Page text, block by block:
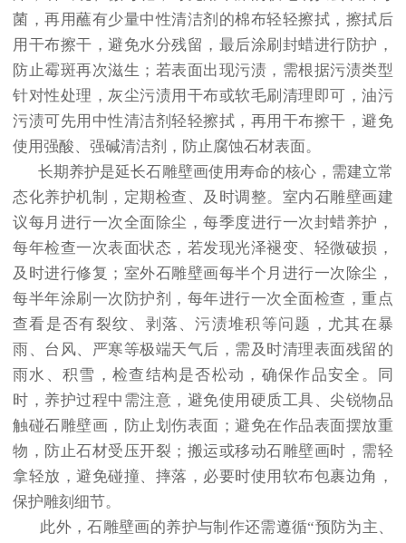
菌，再用蘸有少量中性清洁剂的棉布轻轻擦拭，擦拭后
用干布擦干，避免水分残留，最后涂刷封蜡进行防护，
防止霉斑再次滋生；若表面出现污渍，需根据污渍类型
针对性处理，灰尘污渍用干布或软毛刷清理即可，油污
污渍可先用中性清洁剂轻轻擦拭，再用干布擦干，避免
使用强酸、强碱清洁剂，防止腐蚀石材表面。
长期养护是延长石雕壁画使用寿命的核心，需建立常
态化养护机制，定期检查、及时调整。室内石雕壁画建
议每月进行一次全面除尘，每季度进行一次封蜡养护，
每年检查一次表面状态，若发现光泽褪变、轻微破损，
及时进行修复；室外石雕壁画每半个月进行一次除尘，
每半年涂刷一次防护剂，每年进行一次全面检查，重点
查看是否有裂纹、剥落、污渍堆积等问题，尤其在暴
雨、台风、严寒等极端天气后，需及时清理表面残留的
雨水、积雪，检查结构是否松动，确保作品安全。同
时，养护过程中需注意，避免使用硬质工具、尖锐物品
触碰石雕壁画，防止划伤表面；避免在作品表面摆放重
物，防止石材受压开裂；搬运或移动石雕壁画时，需轻
拿轻放，避免碰撞、摔落，必要时使用软布包裹边角，
保护雕刻细节。
此外，石雕壁画的养护与制作还需遵循“预防为主、